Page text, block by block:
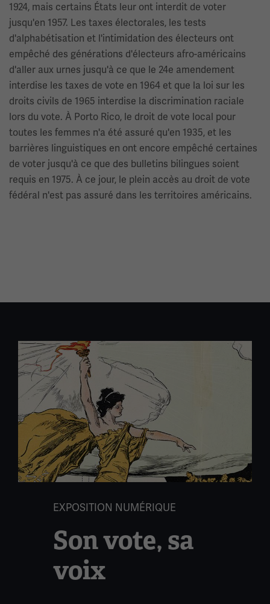
1924, mais certains États leur ont interdit de voter
jusqu'en 1957. Les taxes électorales, les tests
d'alphabétisation et l'intimidation des électeurs ont
empêché des générations d'électeurs afro-américains
d'aller aux urnes jusqu'à ce que le 24e amendement
interdise les taxes de vote en 1964 et que la loi sur les
droits civils de 1965 interdise la discrimination raciale
lors du vote. À Porto Rico, le droit de vote local pour
toutes les femmes n'a été assuré qu'en 1935, et les
barrières linguistiques en ont encore empêché certaines
de voter jusqu'à ce que des bulletins bilingues soient
requis en 1975. À ce jour, le plein accès au droit de vote
fédéral n'est pas assuré dans les territoires américains.
EXPOSITION NUMÉRIQUE
Son vote, sa
voix